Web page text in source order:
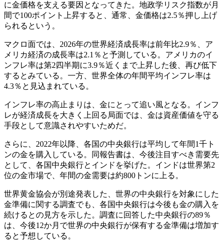
に金価格を支える要因となってきた。地政学リスク指数が月
間で100ポイント上昇すると、通常、金価格は2.5％押し上げ
られるという。
マクロ面では、2026年の世界経済成長率は前年比2.9％、ア
メリカ経済の成長率は2.1％と予測している。アメリカのイ
ンフレ率は第2四半期に3.9％近くまで上昇した後、再び低下
するとみている。一方、世界全体の年間平均インフレ率は
4.3％と見込まれている。
インフレ率の高止まりは、金にとって追い風となる。インフ
レが経済成長を大きく上回る局面では、金は資産価値を守る
手段として意識されやすいためだ。
さらに、2022年以降、各国の中央銀行は平均して年間1千ト
ンの金を購入している。同報告書は、今後注目すべき需要先
として、各国中央銀行とインドを挙げた。インドは世界第2
位の金市場で、年間の金需要は約800トンに上る。
世界黄金協会が別途発表した、世界の中央銀行を対象にした
金準備に関する調査でも、各国中央銀行は今後も金の購入を
続けるとの見方を示した。調査に回答した中央銀行の89％
は、今後12か月で世界の中央銀行が保有する金準備は増加す
ると予想している。